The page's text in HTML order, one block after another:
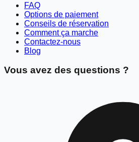
FAQ
Options de paiement
Conseils de réservation
Comment ça marche
Contactez-nous
Blog
Vous avez des questions ?